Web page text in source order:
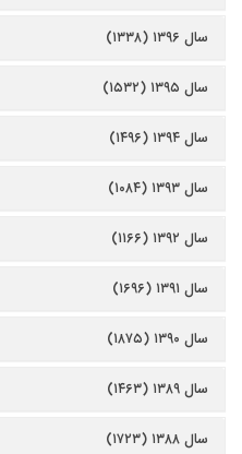
سال ۱۳۹۶ (۱۳۳۸)
سال ۱۳۹۵ (۱۵۳۲)
سال ۱۳۹۴ (۱۴۹۶)
سال ۱۳۹۳ (۱۰۸۴)
سال ۱۳۹۲ (۱۱۶۶)
سال ۱۳۹۱ (۱۶۹۶)
سال ۱۳۹۰ (۱۸۷۵)
سال ۱۳۸۹ (۱۴۶۳)
سال ۱۳۸۸ (۱۷۲۳)